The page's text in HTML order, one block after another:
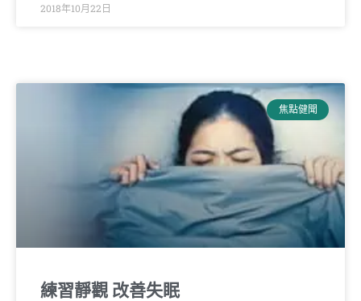
2018年10月22日
焦點健聞
練習靜觀 改善失眠